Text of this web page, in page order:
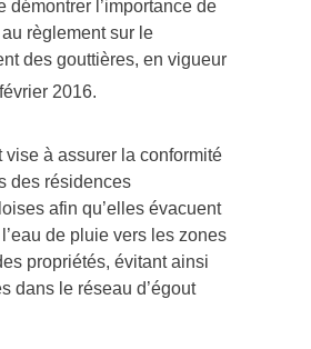
démontrer l’importance de
règlement sur le
des gouttières, en vigueur
février 2016.
vise à assurer la conformité
des résidences
afin qu’elles évacuent
de pluie vers les zones
propriétés, évitant ainsi
dans le réseau d’égout